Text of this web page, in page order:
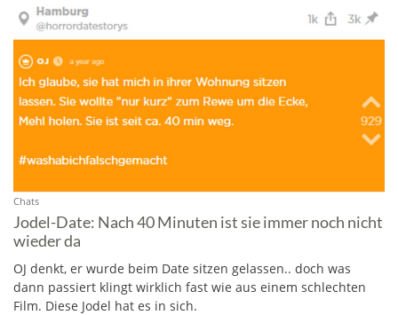
Chats
Jodel-Date: Nach 40 Minuten ist sie immer noch nicht
wieder da
OJ denkt, er wurde beim Date sitzen gelassen.. doch was
dann passiert klingt wirklich fast wie aus einem schlechten
Film. Diese Jodel hat es in sich.